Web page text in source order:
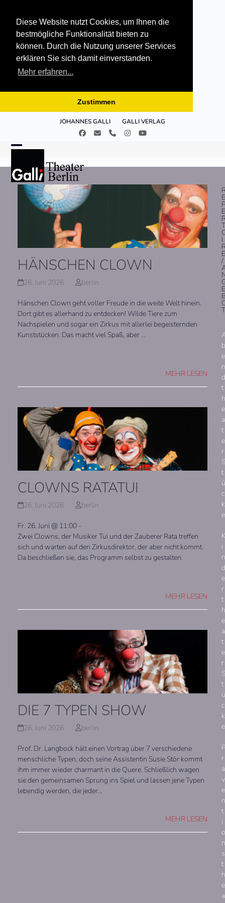
Diese Website nutzt Cookies, um Ihnen die
bestmögliche Funktionalität bieten zu
können. Durch die Nutzung unserer Services
erklären Sie sich damit einverstanden.
Mehr erfahren...
Zustimmen
JOHANNES GALLI GALLI VERLAG
Facebook
E- TelefonInstagramYouTube
mobile
menu
mobile
menu
HÄNSCHEN CLOWN
26. Juni 2026 berlin
Hänschen Clown geht voller Freude in die weite Welt hinein.
Dort gibt es allerhand zu entdecken! Wilde Tiere zum
Nachspielen und sogar ein Zirkus mit allerlei begeisternden
Kunststücken. Das macht viel Spaß, aber …
MEHR LESEN
CLOWNS RATATUI
26. Juni 2026 berlin
Fr. 26. Juni @ 11:00 -
Zwei Clowns, der Musiker Tui und der Zauberer Rata treffen
sich und warten auf den Zirkusdirektor, der aber nicht kommt.
Da beschließen sie, das Programm selbst zu gestalten.
MEHR LESEN
DIE 7 TYPEN SHOW
26. Juni 2026 berlin
Prof. Dr. Langbock hält einen Vortrag über 7 verschiedene
menschliche Typen, doch seine Assistentin Susie Stör kommt
ihm immer wieder charmant in die Quere. Schließlich wagen
sie den gemeinsamen Sprung ins Spiel und lassen jene Typen
lebendig werden, die jeder…
MEHR LESEN
E
E
T
I
E
/
E
T
b
e
n
d
t
h
e
a
t
e
r
S
t
ü
c
k
e
K
i
n
d
e
r
t
h
e
a
t
e
r
S
t
ü
c
k
e
r
ä
v
e
n
t
i
o
n
s
t
h
e
a